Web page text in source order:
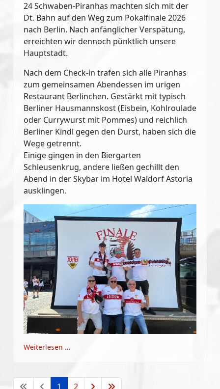
24 Schwaben-Piranhas machten sich mit der
Dt. Bahn auf den Weg zum Pokalfinale 2026
nach Berlin. Nach anfänglicher Verspätung,
erreichten wir dennoch pünktlich unsere
Hauptstadt.
Nach dem Check-in trafen sich alle Piranhas
zum gemeinsamen Abendessen im urigen
Restaurant Berlinchen. Gestärkt mit typisch
Berliner Hausmannskost (Eisbein, Kohlroulade
oder Currywurst mit Pommes) und reichlich
Berliner Kindl gegen den Durst, haben sich die
Wege getrennt.
Einige gingen in den Biergarten
Schleusenkrug, andere ließen gechillt den
Abend in der Skybar im Hotel Waldorf Astoria
ausklingen.
Weiterlesen …
1 2